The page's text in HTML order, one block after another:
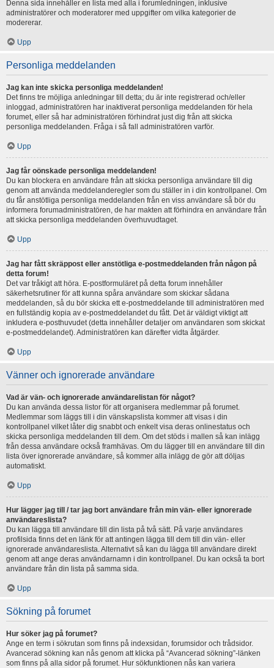
Denna sida innehåller en lista med alla i forumledningen, inklusive
administratörer och moderatorer med uppgifter om vilka kategorier de
modererar.
Upp
Personliga meddelanden
Jag kan inte skicka personliga meddelanden!
Det finns tre möjliga anledningar till detta; du är inte registrerad och/eller
inloggad, administratören har inaktiverat personliga meddelanden för hela
forumet, eller så har administratören förhindrat just dig från att skicka
personliga meddelanden. Fråga i så fall administratören varför.
Upp
Jag får oönskade personliga meddelanden!
Du kan blockera en användare från att skicka personliga användare till dig
genom att använda meddelanderegler som du ställer in i din kontrollpanel. Om
du får anstötliga personliga meddelanden från en viss användare så bör du
informera forumadministratören, de har makten att förhindra en användare från
att skicka personliga meddelanden överhuvudtaget.
Upp
Jag har fått skräppost eller anstötliga e-postmeddelanden från någon på
detta forum!
Det var tråkigt att höra. E-postformuläret på detta forum innehåller
säkerhetsrutiner för att kunna spåra användare som skickar sådana
meddelanden, så du bör skicka ett e-postmeddelande till administratören med
en fullständig kopia av e-postmeddelandet du fått. Det är väldigt viktigt att
inkludera e-posthuvudet (detta innehåller detaljer om användaren som skickat
e-postmeddelandet). Administratören kan därefter vidta åtgärder.
Upp
Vänner och ignorerade användare
Vad är vän- och ignorerade användarelistan för något?
Du kan använda dessa listor för att organisera medlemmar på forumet.
Medlemmar som läggs till i din vänskapslista kommer att visas i din
kontrollpanel vilket låter dig snabbt och enkelt visa deras onlinestatus och
skicka personliga meddelanden till dem. Om det stöds i mallen så kan inlägg
från dessa användare också framhävas. Om du lägger till en användare till din
lista över ignorerade användare, så kommer alla inlägg de gör att döljas
automatiskt.
Upp
Hur lägger jag till / tar jag bort användare från min vän- eller ignorerade
användareslista?
Du kan lägga till användare till din lista på två sätt. På varje användares
profilsida finns det en länk för att antingen lägga till dem till din vän- eller
ignorerade användareslista. Alternativt så kan du lägga till användare direkt
genom att ange deras användarnamn i din kontrollpanel. Du kan också ta bort
användare från din lista på samma sida.
Upp
Sökning på forumet
Hur söker jag på forumet?
Ange en term i sökrutan som finns på indexsidan, forumsidor och trådsidor.
Avancerad sökning kan nås genom att klicka på “Avancerad sökning”-länken
som finns på alla sidor på forumet. Hur sökfunktionen nås kan variera